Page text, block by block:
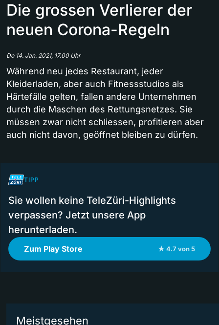
Die grossen Verlierer der
neuen Corona-Regeln
Do 14. Jan. 2021, 17.00 Uhr
Während neu jedes Restaurant, jeder
Kleiderladen, aber auch Fitnessstudios als
Härtefälle gelten, fallen andere Unternehmen
durch die Maschen des Rettungsnetzes. Sie
müssen zwar nicht schliessen, profitieren aber
auch nicht davon, geöffnet bleiben zu dürfen.
TIPP
Sie wollen keine TeleZüri-Highlights
verpassen? Jetzt unsere App
herunterladen.
Zum Play Store ★ 4.7 von 5
Meistgesehen